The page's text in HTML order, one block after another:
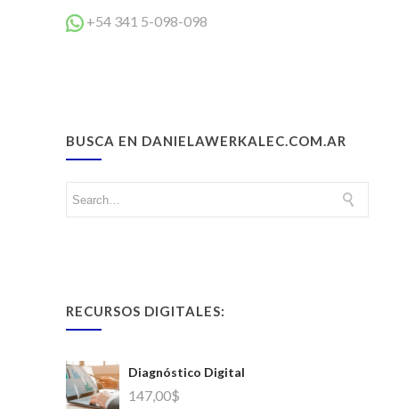
+54 341 5-098-098
BUSCA EN DANIELAWERKALEC.COM.AR
RECURSOS DIGITALES:
Diagnóstico Digital
147,00$